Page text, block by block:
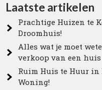
Laatste artikelen
Prachtige Huizen te
Droomhuis!
Alles wat je moet
verkoop van een huis
Ruim Huis te Huur in
Woning!